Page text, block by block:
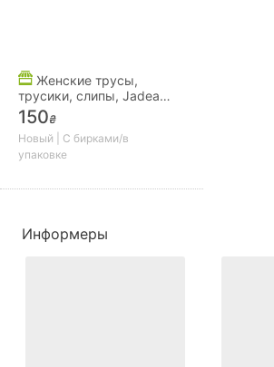
Женские трусы,
трусики, слипы, Jadea
150₴
Новый | С бирками/в
упаковке
Информеры